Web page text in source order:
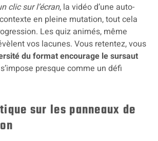
clic sur l’écran, la vidéo d’une auto-
en pleine mutation, tout cela
Les quiz animés, même
vos lacunes. Vous retentez, vous
du format encourage le sursaut
presque comme un défi
sur les panneaux de